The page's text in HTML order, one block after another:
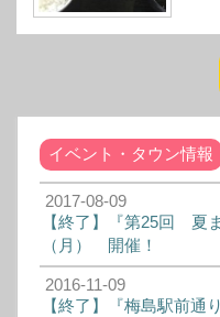
イベント・タウン情報
2017-08-09
【終了】『第25回 夏
（月） 開催！
2016-11-09
【終了】『梅島駅前